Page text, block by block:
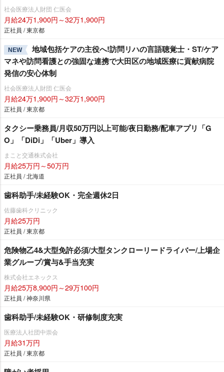
社会医療法人財団 仁医会
月給24万1,900円～32万1,900円
正社員 / 東京都
NEW
地域包括ケアの主役へ!訪問リハの言語聴覚士・ST/ケア
マネや訪問看護との強固な連携で大田区の地域医療に貢献病院
発信の安心体制
社会医療法人財団 仁医会
月給24万1,900円～32万1,900円
正社員 / 東京都
タクシー乗務員/月収50万円以上可能/夜日勤務/配車アプリ「G
O」「DiDi」「Uber」導入
まこと交通株式会社
月給25万円～50万円
正社員 / 北海道
歯科助手/未経験OK・完全週休2日
佐藤歯科クリニック
月給25万円
正社員 / 東京都
危険物乙4&大型免許必須/大型タンクローリードライバー/上場企
業グループ/賞与&手当充実
株式会社エネックス
月給25万8,900円～29万100円
正社員 / 神奈川県
歯科助手/未経験OK・研修制度充実
医療法人社団中崇会
月給31万円
正社員 / 東京都